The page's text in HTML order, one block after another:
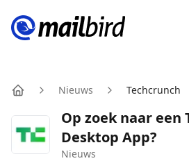
Nieuws Techcrunch
Op zoek naar een
Desktop App?
Nieuws